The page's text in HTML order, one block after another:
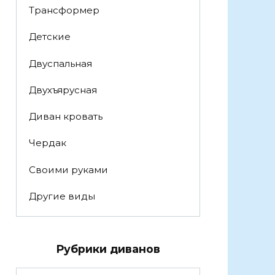
Трансформер
Детские
Двуспальная
Двухъярусная
Диван кровать
Чердак
Своими руками
Другие виды
Рубрики диванов